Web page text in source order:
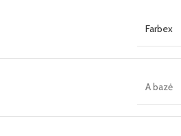
Farbex
A bazė